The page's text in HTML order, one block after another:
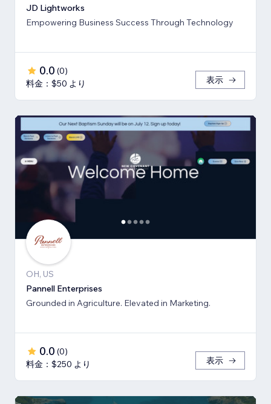
JD Lightworks
Empowering Business Success Through Technology
0.0 (0)
料金：$50 より
表示
OH, US
Pannell Enterprises
Grounded in Agriculture. Elevated in Marketing.
0.0 (0)
料金：$250 より
表示